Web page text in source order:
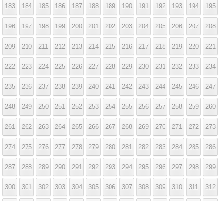
183 184 185 186 187 188 189 190 191 192 193 194 195
196 197 198 199 200 201 202 203 204 205 206 207 208
209 210 211 212 213 214 215 216 217 218 219 220 221
222 223 224 225 226 227 228 229 230 231 232 233 234
235 236 237 238 239 240 241 242 243 244 245 246 247
248 249 250 251 252 253 254 255 256 257 258 259 260
261 262 263 264 265 266 267 268 269 270 271 272 273
274 275 276 277 278 279 280 281 282 283 284 285 286
287 288 289 290 291 292 293 294 295 296 297 298 299
300 301 302 303 304 305 306 307 308 309 310 311 312